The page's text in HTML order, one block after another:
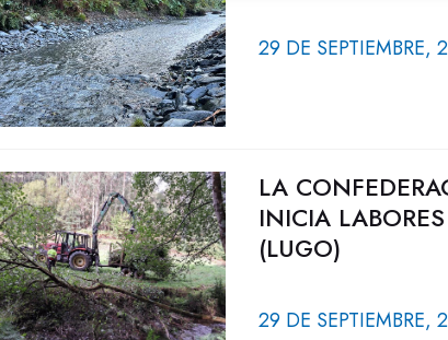
29 DE SEPTIEMBRE,
LA
INICIA
(LUGO)
29 DE SEPTIEMBRE,